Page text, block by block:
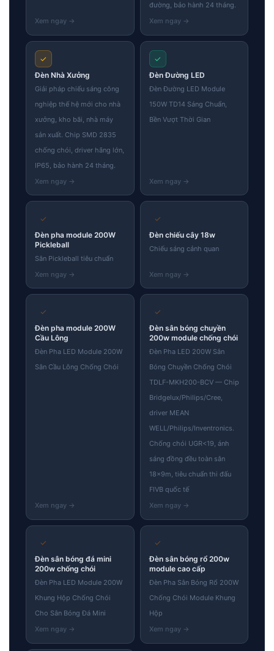
đường, bảo hành 24 tháng.
✓
Đèn Nhà Xưởng
Giải pháp chiếu sáng công
nghiệp thế hệ mới cho nhà
xưởng, kho bãi, nhà máy
sản xuất. Chip SMD 2835
chống chói, driver hãng lớn,
IP65, bảo hành 24 tháng.
✓
Đèn Đường LED
Đèn Đường LED Module
150W TD14 Sáng Chuẩn,
Bền Vượt Thời Gian
✓
Đèn pha module 200W
Pickleball
Sân Pickleball tiêu chuẩn
✓
Đèn chiếu cây 18w
Chiếu sáng cảnh quan
✓
Đèn pha module 200W
Cầu Lông
Đèn Pha LED Module 200W
Sân Cầu Lông Chống Chói
✓
Đèn sân bóng chuyền
200w module chống chói
Đèn Pha LED 200W Sân
Bóng Chuyền Chống Chói
TDLF-MKH200-BCV — Chip
Bridgelux/Philips/Cree,
driver MEAN
WELL/Philips/Inventronics.
Chống chói UGR<19, ánh
sáng đồng đều toàn sân
18×9m, tiêu chuẩn thi đấu
FIVB quốc tế
✓
Đèn sân bóng đá mini
200w chống chói
Đèn Pha LED Module 200W
Khung Hộp Chống Chói
Cho Sân Bóng Đá Mini
✓
Đèn sân bóng rổ 200w
module cao cấp
Đèn Pha Sân Bóng Rổ 200W
Chống Chói Module Khung
Hộp